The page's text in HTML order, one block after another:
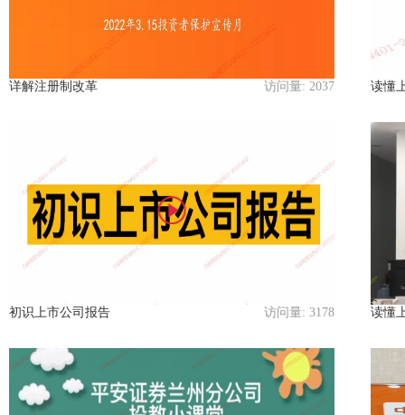
详解注册制改革 访问量: 2037 读懂
初识上市公司报告 访问量: 3178 读懂